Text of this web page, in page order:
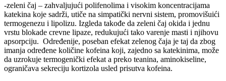
-zeleni čaj – zahvaljujući polifenolima i visokim koncentracijama
katekina koje sadrži, utiče na simpatički nervni sistem, promovišuići
termogenezu i lipolizu. Izgleda takođe da zeleni čaj okida i jednu
vrstu blokade crevne lipaze, redukujući tako varenje masti i njihovu
apsorpciju. Određenije, poseban efekat zelenog čaja je taj da zbog
imanja određene količine kofeina koji, zajedno sa katekinima, može
da uzrokuje termogenički efekat a preko teanina, aminokiseline,
ograničava sekreciju kortizola usled prisutva kofeina.